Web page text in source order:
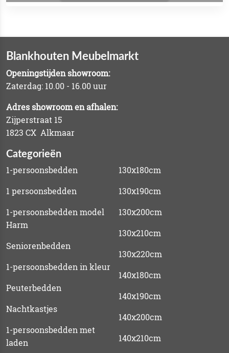
Blankhouten Meubelmarkt
Openingstijden showroom:
Zaterdag: 10.00 - 16.00 uur
Adres showroom en afhalen:
Zijperstraat 15
1823 CX Alkmaar
Categorieën
1-persoonsbedden
1 persoonsbedden
1-persoonsbedden model
Harm
Seniorenbedden
1-persoonsbedden in kleur
Peuterbedden
Nachtkastjes
1-persoonsbedden met
laden
130x180cm
130x190cm
130x200cm
130x210cm
130x220cm
140x180cm
140x190cm
140x200cm
140x210cm